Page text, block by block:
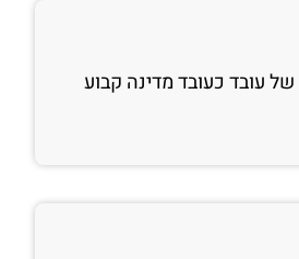
עובד כעובד מדינה קבוע